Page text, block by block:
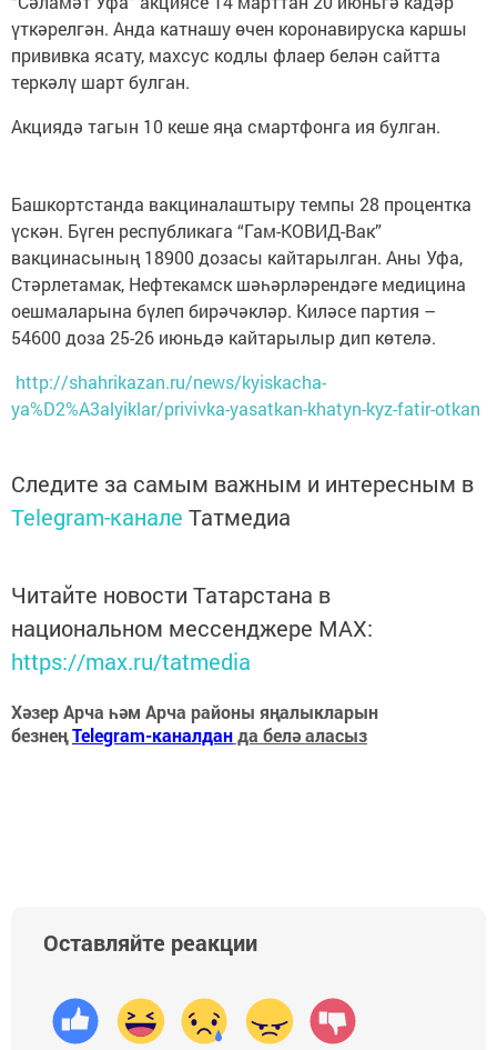
үткәрелгән. Анда катнашу өчен коронавируска каршы
прививка ясату, махсус кодлы флаер белән сайтта
теркәлү шарт булган.
Акциядә тагын 10 кеше яңа смартфонга ия булган.
Башкортстанда вакциналаштыру темпы 28 процентка
үскән. Бүген республикага “Гам-КОВИД-Вак”
вакцинасының 18900 дозасы кайтарылган. Аны Уфа,
Стәрлетамак, Нефтекамск шәһәрләрендәге медицина
оешмаларына бүлеп бирәчәкләр. Киләсе партия –
54600 доза 25-26 июньдә кайтарылыр дип көтелә.
http://shahrikazan.ru/news/kyiskacha-
ya%D2%A3alyiklar/privivka-yasatkan-khatyn-kyz-fatir-otkan
Следите за самым важным и интересным в
Telegram-канале Татмедиа
Читайте новости Татарстана в
национальном мессенджере MАХ:
https://max.ru/tatmedia
Хәзер Арча һәм Арча районы яңалыкларын
безнеңTelegram-каналданда белә аласыз
Оставляйте реакции